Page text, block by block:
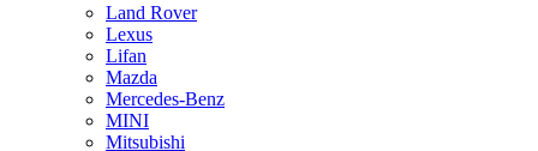
Land Rover
Lexus
Lifan
Mazda
Mercedes-Benz
MINI
Mitsubishi